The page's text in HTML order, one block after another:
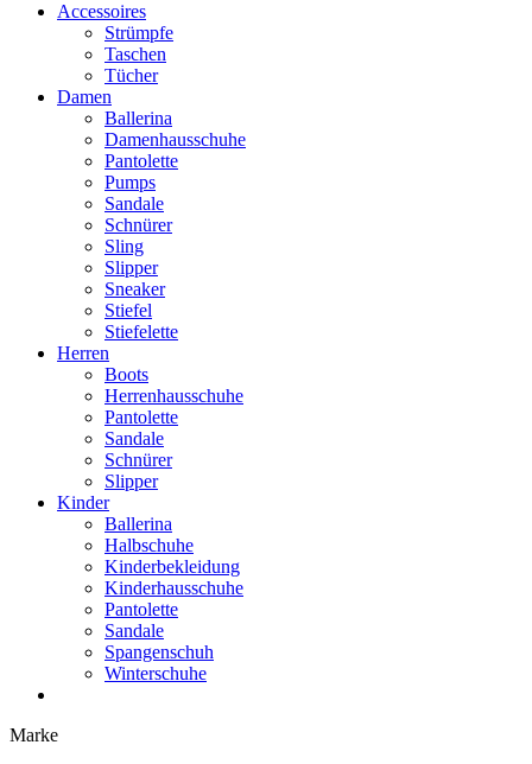
Accessoires
Strümpfe
Taschen
Tücher
Damen
Ballerina
Damenhausschuhe
Pantolette
Pumps
Sandale
Schnürer
Sling
Slipper
Sneaker
Stiefel
Stiefelette
Herren
Boots
Herrenhausschuhe
Pantolette
Sandale
Schnürer
Slipper
Kinder
Ballerina
Halbschuhe
Kinderbekleidung
Kinderhausschuhe
Pantolette
Sandale
Spangenschuh
Winterschuhe
Marke